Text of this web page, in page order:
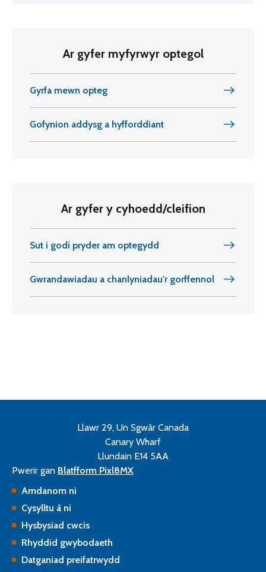
Ar gyfer myfyrwyr optegol
Gyrfa mewn opteg
Gofynion addysg a hyfforddiant
Ar gyfer y cyhoedd/cleifion
Sut i godi pryder am optegydd
Gwrandawiadau a chanlyniadau'r gorffennol
Llawr 29, Un Sgwâr Canada
Canary Wharf
Llundain E14 5AA
Pwerir gan Blatfform Pixl8MX
Amdanom ni
Cysylltu â ni
Hysbysiad cwcis
Rhyddid gwybodaeth
Datganiad preifatrwydd